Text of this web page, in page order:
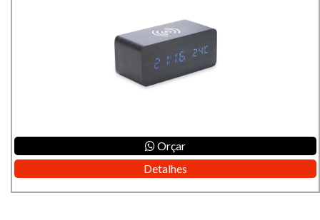
Orçar
Detalhes